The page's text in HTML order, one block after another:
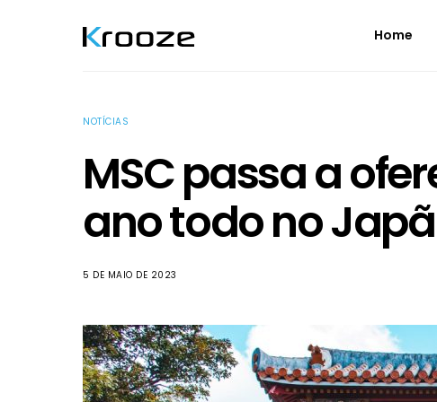
Home
NOTÍCIAS
MSC passa a
ano todo no
5 DE MAIO DE 2023